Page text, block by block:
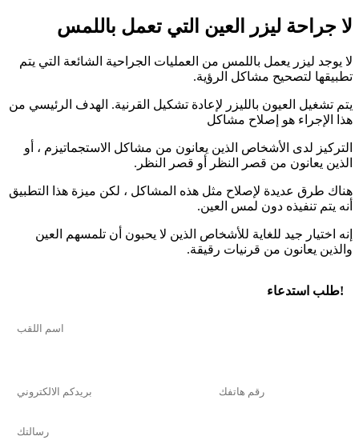
لا جراحة ليزر العين التي تعمل باللمس
لا يوجد ليزر يعمل باللمس من العمليات الجراحية الشائعة التي يتم
تطبيقها لتصحيح مشاكل الرؤية.
يتم تشغيل العيون بالليزر لإعادة تشكيل القرنية. الهدف الرئيسي من
هذا الإجراء هو إصلاح مشاكل
التركيز لدى الأشخاص الذين يعانون من مشاكل الاستجماتيزم ، أو
الذين يعانون من قصر النظر أو قصر النظر.
هناك طرق عديدة لإصلاح مثل هذه المشاكل ، لكن ميزة هذا التطبيق
أنه يتم تنفيذه دون لمس العين.
إنه اختيار جيد للغاية للأشخاص الذين لا يحبون أن تلمسهم العين
والذين يعانون من قرنيات رقيقة.
طلب استدعاء!